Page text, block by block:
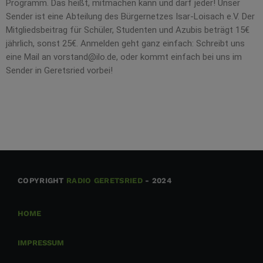
Programm. Das heißt, mitmachen kann und darf jeder! Unser
Sender ist eine Abteilung des Bürgernetzes Isar-Loisach e.V. Der
Mitgliedsbeitrag für Schüler, Studenten und Azubis beträgt 15€
jährlich, sonst 25€. Anmelden geht ganz einfach: Schreibt uns
eine Mail an vorstand@ilo.de, oder kommt einfach bei uns im
Sender in Geretsried vorbei!
COPYRIGHT RADIO GERETSRIED- 2024
HOME
IMPRESSUM